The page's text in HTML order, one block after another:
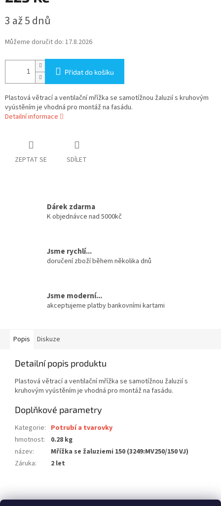
cena:
3 až 5 dnů
Můžeme doručit do: 17.8.2026
Přidat do košíku
Plastová větrací a ventilační mřížka se samotížnou žaluzií s kruhovým
vyústěním je vhodná pro montáž na fasádu.
Detailní informace
ZEPTAT SE SDÍLET
Dárek zdarma
K objednávce nad 5000kč
Jsme rychlí...
doručení zboží během několika dnů
Jsme moderní...
akceptujeme platby bankovními kartami
Popis Diskuze
Detailní popis produktu
Plastová větrací a ventilační mřížka se samotížnou žaluzií s
kruhovým vyústěním je vhodná pro montáž na fasádu.
Doplňkové parametry
Kategorie: Potrubí a tvarovky
hmotnost:
0.28 kg
název:
Mřížka se žaluziemi 150 (3249:MV250/150 VJ)
Záruka: 2 let
á